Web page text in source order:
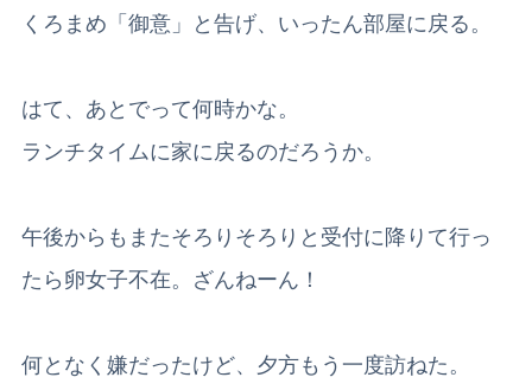
くろまめ「御意」と告げ、いったん部屋に戻る。
はて、あとでって何時かな。
ランチタイムに家に戻るのだろうか。
午後からもまたそろりそろりと受付に降りて行っ
たら卵女子不在。ざんねーん！
何となく嫌だったけど、夕方もう一度訪ねた。